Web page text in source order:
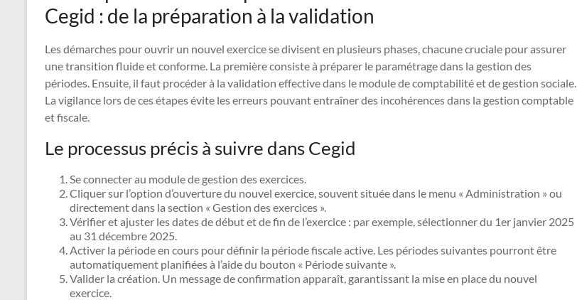
Cegid : de la préparation à la validation
Les démarches pour ouvrir un nouvel exercice se divisent en plusieurs phases, chacune cruciale pour assurer
une transition fluide et conforme. La première consiste à préparer le paramétrage dans la gestion des
périodes. Ensuite, il faut procéder à la validation effective dans le module de comptabilité et de gestion sociale.
La vigilance lors de ces étapes évite les erreurs pouvant entraîner des incohérences dans la gestion comptable
et fiscale.
Le processus précis à suivre dans Cegid
Se connecter au module de gestion des exercices.
Cliquer sur l’option d’ouverture du nouvel exercice, souvent située dans le menu « Administration » ou
directement dans la section « Gestion des exercices ».
Vérifier et ajuster les dates de début et de fin de l’exercice : par exemple, sélectionner du 1er janvier 2025
au 31 décembre 2025.
Activer la période en cours pour définir la période fiscale active. Les périodes suivantes pourront être
automatiquement planifiées à l’aide du bouton « Période suivante ».
Valider la création. Un message de confirmation apparaît, garantissant la mise en place du nouvel
exercice.